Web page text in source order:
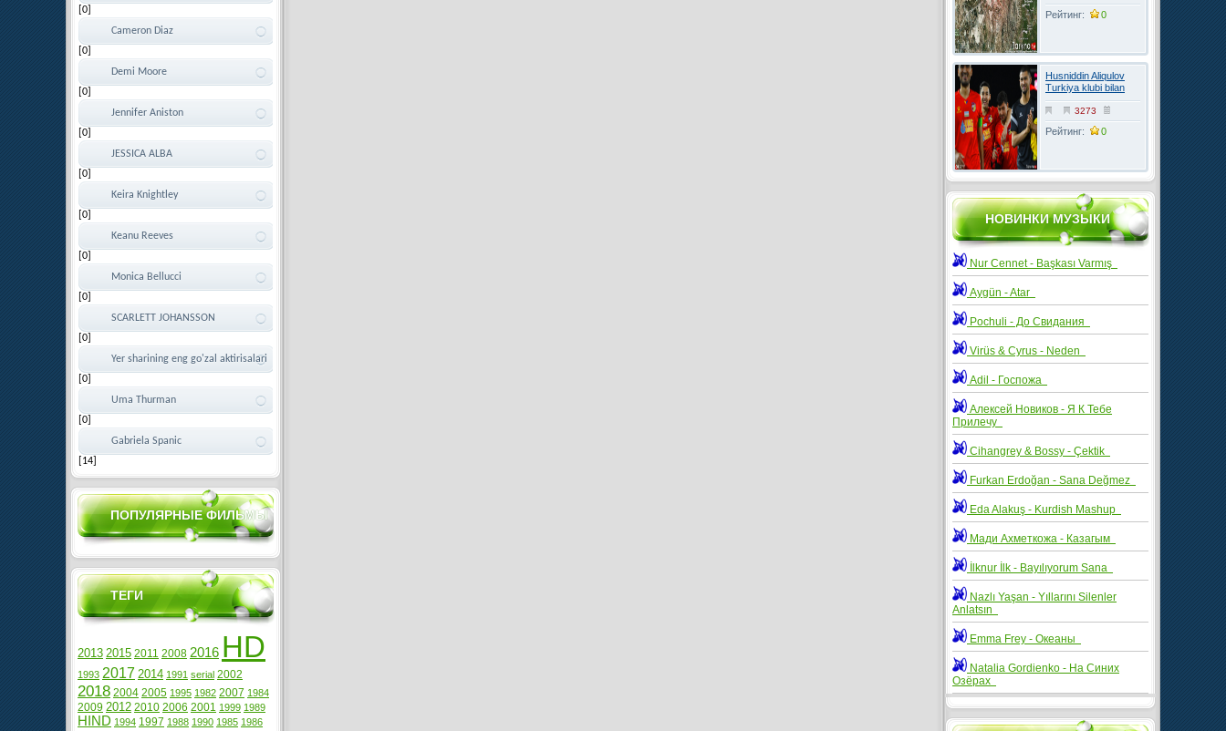
Рейтинг: 0
Husniddin Aliqulov
Turkiya klubi bilan
kelishuvga erishdi
3273
Рейтинг: 0
НОВИНКИ МУЗЫКИ
Nur Cennet - Başkası Varmış
Aygün - Atar
Pochuli - До Свидания
Virüs & Cyrus - Neden
Adil - Госпожа
Алексей Новиков - Я К Тебе
Прилечу
Cihangrey & Bossy - Çektik
Furkan Erdoğan - Sana Değmez
Eda Alakuş - Kurdish Mashup
Мади Ахметкожа - Казагым
İlknur İlk - Bayılıyorum Sana
Nazlı Yaşan - Yıllarını Silenler
Anlatsın
Emma Frey - Океаны
Natalia Gordienko - На Синих
Озёрах
[0]
Cameron Diaz
[0]
Demi Moore
[0]
Jennifer Aniston
[0]
JESSICA ALBA
[0]
Keira Knightley
[0]
Keanu Reeves
[0]
Monica Bellucci
[0]
SCARLETT JOHANSSON
[0]
Yer sharining eng go'zal aktirisalari
[0]
Uma Thurman
[0]
Gabriela Spanic
[14]
ПОПУЛЯРНЫЕ ФИЛЬМЫ
ТЕГИ
2013 2015 2011 2008 2016 HD
1993 2017 2014 1991 serial 2002
2018 2004 2005 1995 1982 2007 1984
2009 2012 2010 2006 2001 1999 1989
HIND 1994 1997 1988 1990 1985 1986